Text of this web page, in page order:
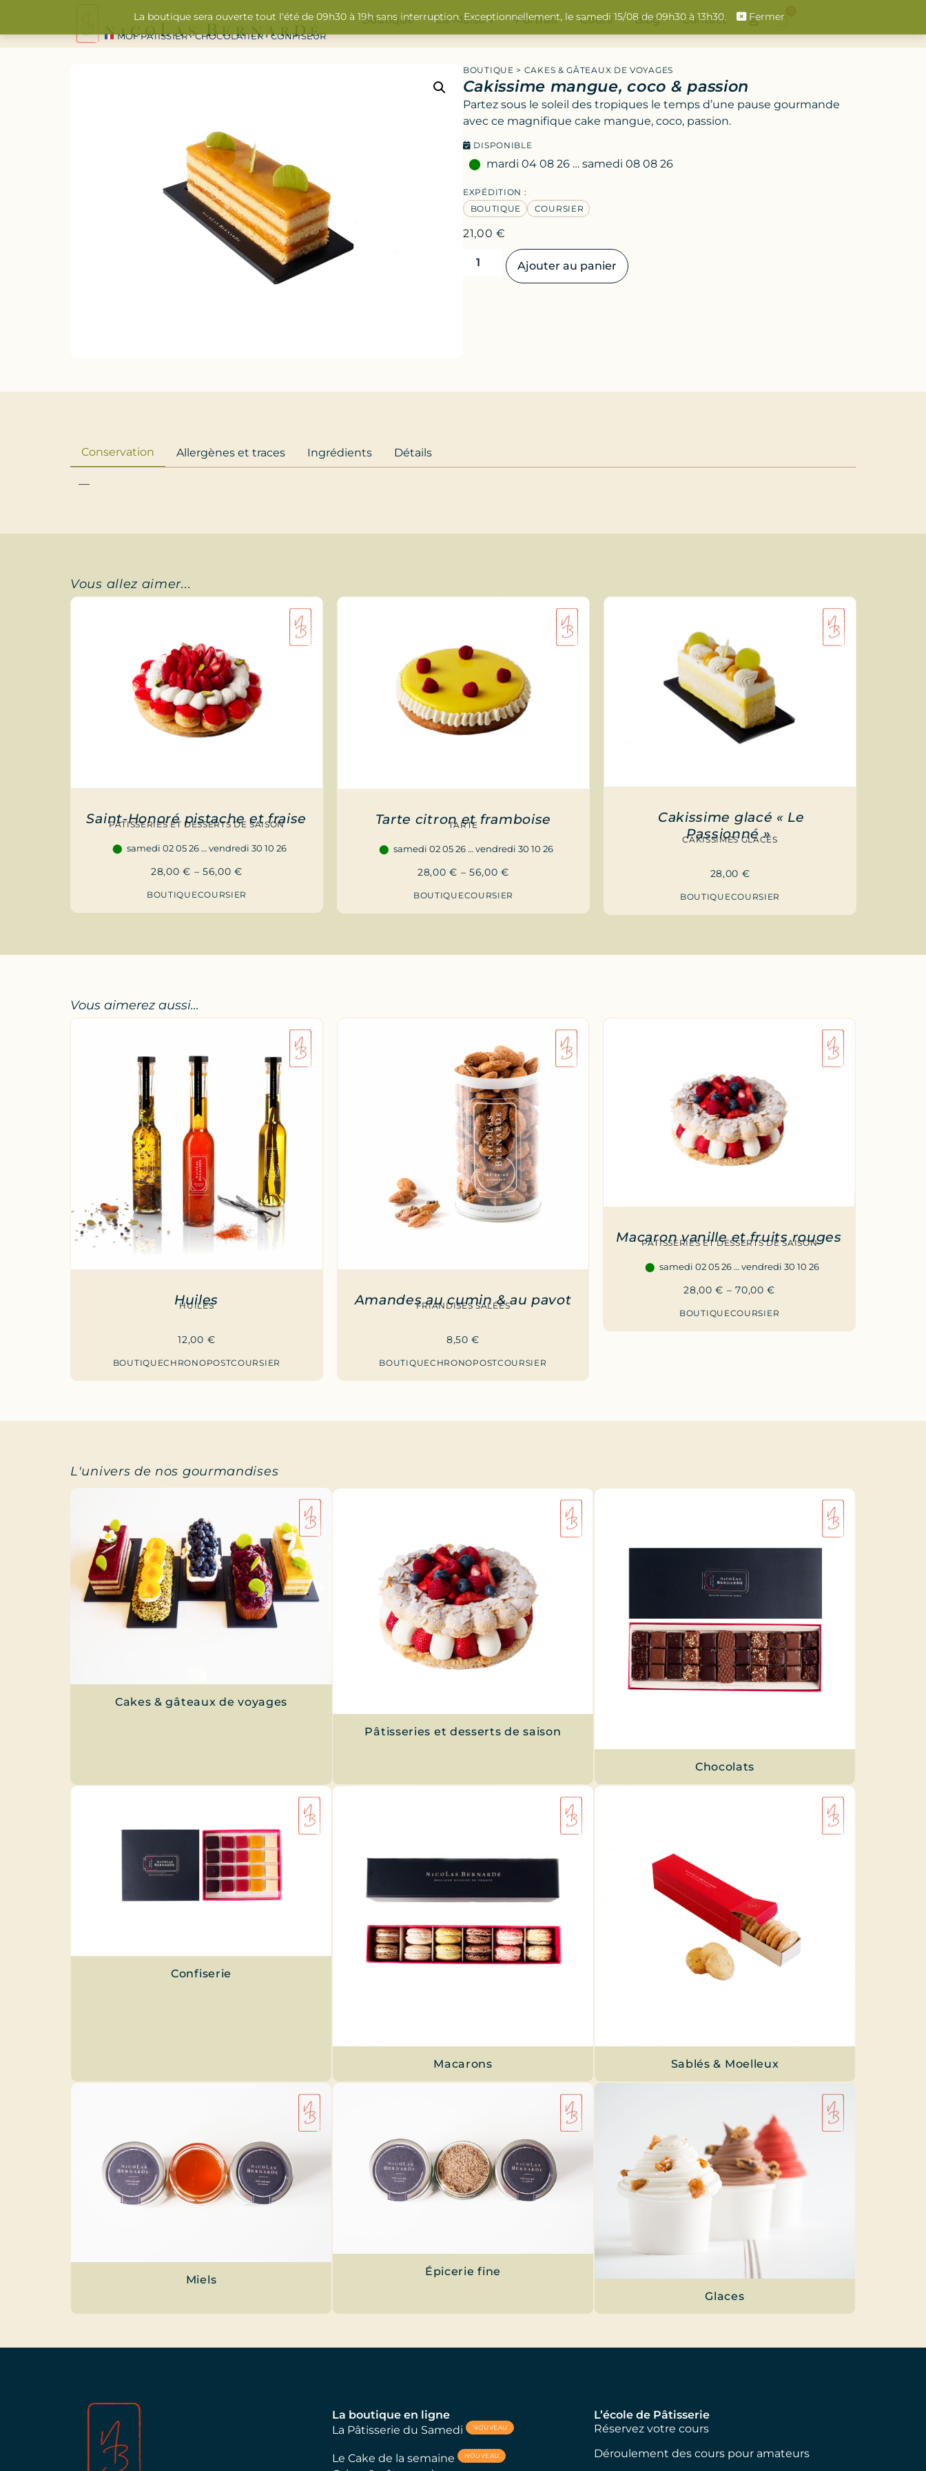
MOF PÂTISSIER • CHOCOLATIER • CONFISEUR
Boutique La Maison Portrait Cours Blog Contact
BOUTIQUE > CAKES & GÂTEAUX DE VOYAGES
Cakissime mangue, coco & passion
Partez sous le soleil des tropiques le temps d’une pause gourmande
avec ce magnifique cake mangue, coco, passion.
DISPONIBLE
mardi 04 08 26 … samedi 08 08 26
EXPÉDITION :
BOUTIQUE
COURSIER
21,00€
Ajouter au panier
Conservation Allergènes et traces Ingrédients Détails
—
Vous allez aimer...
Saint-Honoré pistache et fraise
PÂTISSERIES ET DESSERTS DE SAISON
samedi 02 05 26 … vendredi 30 10 26
28,00€ –56,00€
BOUTIQUECOURSIER
Tarte citron et framboise
TARTE
samedi 02 05 26 … vendredi 30 10 26
28,00€ –56,00€
BOUTIQUECOURSIER
Cakissime glacé « Le
Passionné »
CAKISSIMES GLACÉS
28,00 €
BOUTIQUECOURSIER
Vous aimerez aussi...
Huiles
HUILES
12,00 €
BOUTIQUECHRONOPOSTCOURSIER
Amandes au cumin & au pavot
FRIANDISES SALÉES
8,50€
BOUTIQUECHRONOPOSTCOURSIER
Macaron vanille et fruits rouges
PÂTISSERIES ET DESSERTS DE SAISON
samedi 02 05 26 … vendredi 30 10 26
28,00€ –70,00€
BOUTIQUECOURSIER
L'univers de nos gourmandises
Cakes & gâteaux de voyages
Pâtisseries et desserts de saison
Chocolats
Confiserie
Macarons Sablés & Moelleux
Miels
Épicerie fine
Glaces
La boutique en ligne
La Pâtisserie du Samedi
NOUVEAU
Le Cake de la semaine NOUVEAU
L’école de Pâtisserie
Réservez votre cours
Déroulement des cours pour amateurs
La boutique sera ouverte tout l'été de 09h30 à 19h sans interruption. Exceptionnellement, le samedi 15/08 de 09h30 à 13h30. Fermer